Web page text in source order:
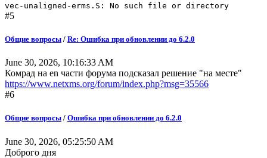
vec-unaligned-erms.S: No such file or directory
#5
Общие вопросы / Re: Ошибка при обновлении до 6.2.0
June 30, 2026, 10:16:33 AM
Комрад на en части форума подсказал решение "на месте"
https://www.netxms.org/forum/index.php?msg=35566
#6
Общие вопросы / Ошибка при обновлении до 6.2.0
June 30, 2026, 05:25:50 AM
Доброго дня